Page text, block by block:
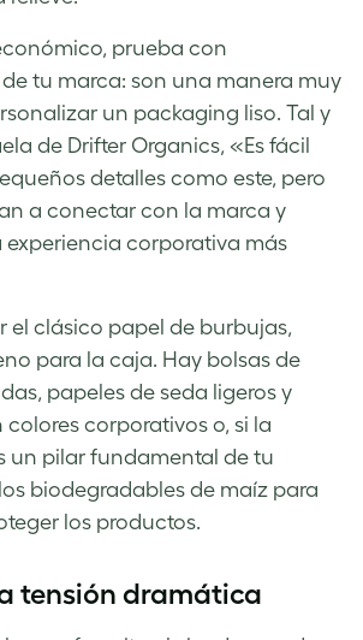
prueba con
de tu marca: son una manera muy
un packaging liso. Tal y
de Drifter Organics, «Es fácil
detalles como este, pero
a conectar con la marca y
corporativa más
el clásico papel de burbujas,
para la caja. Hay bolsas de
papeles de seda ligeros y
corporativos o, si la
un pilar fundamental de tu
biodegradables de maíz para
los productos.
tensión dramática